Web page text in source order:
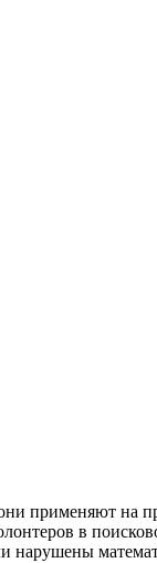
применяют на
в
нарушены